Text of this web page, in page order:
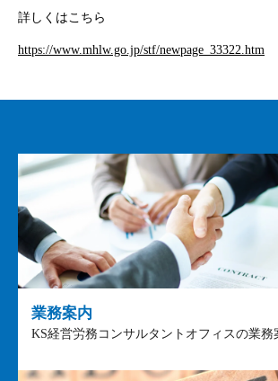
詳しくはこちら
https://www.mhlw.go.jp/stf/newpage_33322.htm
業務案内
KS経営労務コンサルタントオフィスの業務